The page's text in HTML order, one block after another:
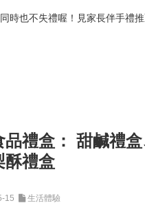
時也不失禮喔！見家長伴手禮
品禮盒： 甜鹹禮
酥禮盒
15 生活體驗